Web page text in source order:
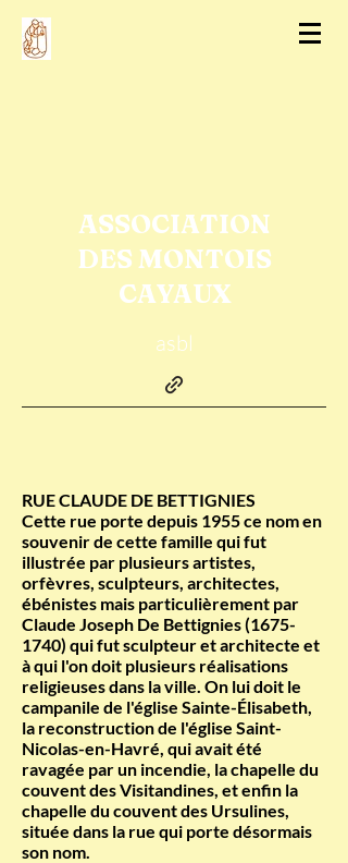
ASSOCIATION
DES MONTOIS
CAYAUX
asbl
RUE CLAUDE DE BETTIGNIES
Cette rue porte depuis 1955 ce nom en
souvenir de cette famille qui fut
illustrée par plusieurs artistes,
orfèvres, sculpteurs, architectes,
ébénistes mais particulièrement par
Claude Joseph De Bettignies(1675-
1740) qui fut sculpteur et architecte et
à qui l'on doit plusieurs réalisations
religieuses dans la ville. On lui doit le
campanile de l'église Sainte-Élisabeth,
la reconstruction de l'église Saint-
Nicolas-en-Havré, qui avait été
ravagée par un incendie, la chapelle du
couvent des Visitandines, et enfin la
chapelle du couvent des Ursulines,
située dans la rue qui porte désormais
son nom.